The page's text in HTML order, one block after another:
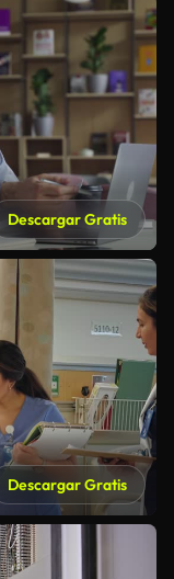
Descargar Gratis
Descargar Gratis